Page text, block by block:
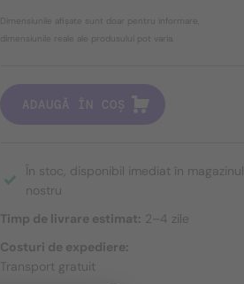
Dimensiunile afișate sunt doar pentru informare,
dimensiunile reale ale produsului pot varia.
ADAUGĂ ÎN COȘ
În stoc, disponibil imediat în magazinul
nostru
Timp de livrare estimat: 2–4 zile
Costuri de expediere:
Transport gratuit